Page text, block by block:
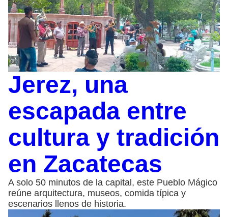
Jerez, una
escapada entre
cultura y tradición
en Zacatecas
A solo 50 minutos de la capital, este Pueblo Mágico
reúne arquitectura, museos, comida típica y
escenarios llenos de historia.